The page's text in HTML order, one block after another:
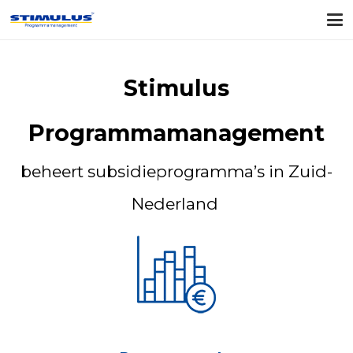
Stimulus
Programmamanagement
beheert subsidieprogramma’s in Zuid-
Nederland